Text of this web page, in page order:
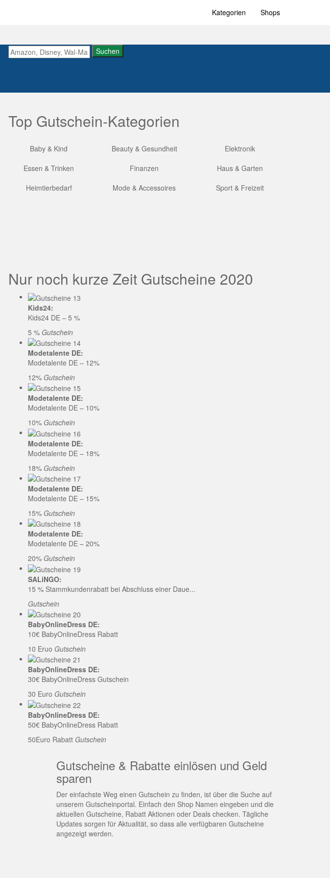
Kategorien Shops
Suchen
Top Gutschein-Kategorien
Baby & Kind Beauty & Gesundheit
Elektronik
Essen & Trinken
Finanzen
Haus & Garten
Heimtierbedarf
Mode & Accessoires Sport & Freizeit
Nur noch kurze Zeit Gutscheine 2020
Kids24:
Kids24 DE – 5 %
5 % Gutschein
Modetalente DE:
Modetalente DE – 12%
12% Gutschein
Modetalente DE:
Modetalente DE – 10%
10% Gutschein
Modetalente DE:
Modetalente DE – 18%
18% Gutschein
Modetalente DE:
Modetalente DE – 15%
15% Gutschein
Modetalente DE:
Modetalente DE – 20%
20% Gutschein
SALiNGO:
15 % Stammkundenrabatt bei Abschluss einer Daue...
Gutschein
BabyOnlineDress DE:
10€ BabyOnlineDress Rabatt
10 Eruo Gutschein
BabyOnlineDress DE:
30€ BabyOnlineDress Gutschein
30 Euro Gutschein
BabyOnlineDress DE:
50€ BabyOnlineDress Rabatt
50Euro Rabatt Gutschein
Gutscheine & Rabatte einlösen und Geld
sparen
Der einfachste Weg einen Gutschein zu finden, ist über die Suche auf
unserem Gutscheinportal. Einfach den Shop Namen eingeben und die
aktuellen Gutscheine, Rabatt Aktionen oder Deals checken. Tägliche
Updates sorgen für Aktualität, so dass alle verfügbaren Gutscheine
angezeigt werden.